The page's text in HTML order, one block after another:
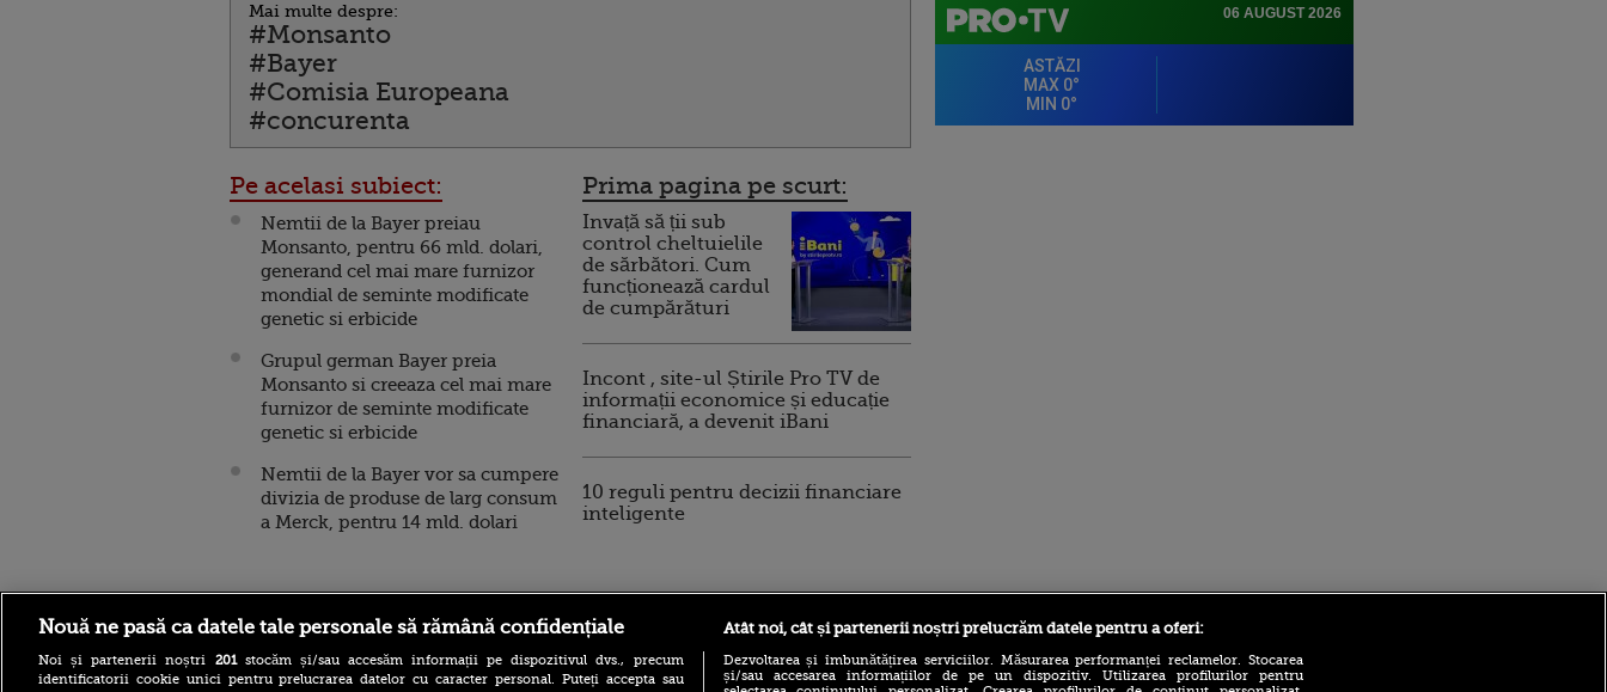
Mai multe despre:
#Monsanto
#Bayer
#Comisia Europeana
#concurenta
Pe acelasi subiect:
Nemtii de la Bayer preiau
Monsanto, pentru 66 mld. dolari,
generand cel mai mare furnizor
mondial de seminte modificate
genetic si erbicide
Grupul german Bayer preia
Monsanto si creeaza cel mai mare
furnizor de seminte modificate
genetic si erbicide
Nemtii de la Bayer vor sa cumpere
divizia de produse de larg consum
a Merck, pentru 14 mld. dolari
Prima pagina pe scurt:
Invață să ții sub
control cheltuielile
de sărbători. Cum
funcționează cardul
de cumpărături
Incont , site-ul Știrile Pro TV de
informații economice și educație
financiară, a devenit iBani
10 reguli pentru decizii financiare
inteligente
Stirileprotv.ro ilike-it.ro foodstory.ro Procinema.ro Sport.ro
Nouă ne pasă ca datele tale personale să rămână confidențiale
Noi și partenerii noștri 201stocăm și/sau accesăm informații pe dispozitivul dvs., precum
identificatorii cookie unici pentru prelucrarea datelor cu caracter personal. Puteți accepta sau
Atât noi, cât și partenerii noștri prelucrăm datele pentru a oferi:
Dezvoltarea și îmbunătățirea serviciilor. Măsurarea performanței reclamelor. Stocarea
și/sau accesarea informațiilor de pe un dispozitiv. Utilizarea profilurilor pentru